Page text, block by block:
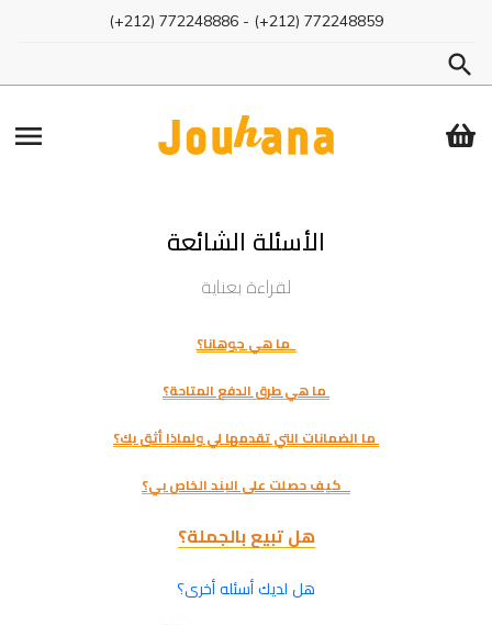
(+212) 772248886 - (+212) 772248859
menu
الأسئلة الشائعة
لقراءة بعناية
هل تبيع بالجملة؟
هل لديك أسئله أخرى؟